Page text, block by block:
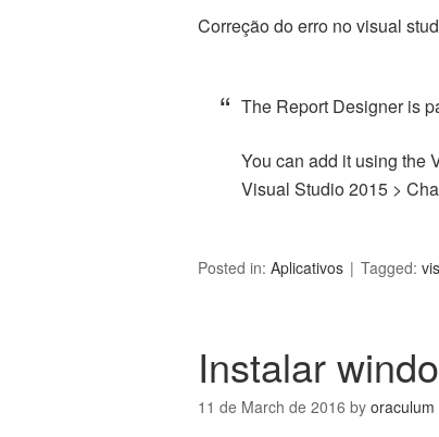
Correção do erro no visual
The Report Designer is
You can add it using the
Visual Studio 2015 >
Posted in: Aplicativos Tagged:
Instalar
11 de March de 2016 by oraculum